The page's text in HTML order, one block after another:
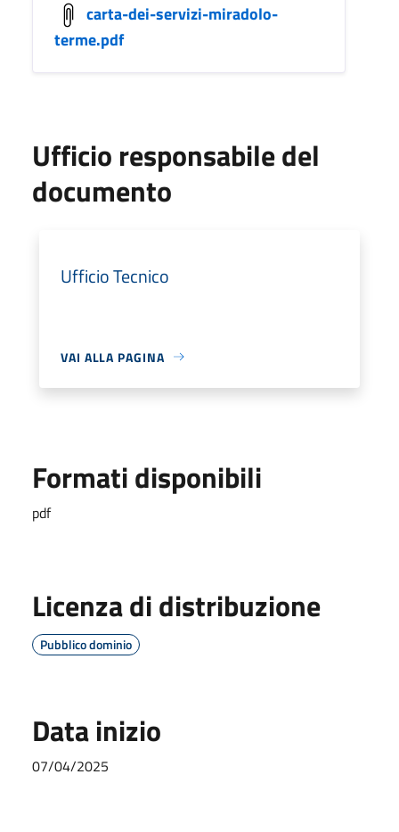
carta-dei-servizi-miradolo-
terme.pdf
Ufficio responsabile del
documento
Ufficio Tecnico
VAI ALLA PAGINA
Formati disponibili
pdf
Licenza di distribuzione
Pubblico dominio
Data inizio
07/04/2025